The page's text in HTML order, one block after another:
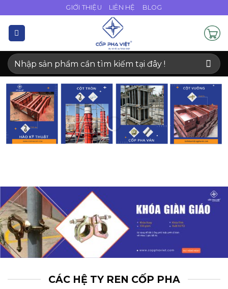
dung
GIỚI THIỆU LIÊN HỆ BLOG
Tìm
kiếm:
CÁC HỆ TY REN CỐP PHA